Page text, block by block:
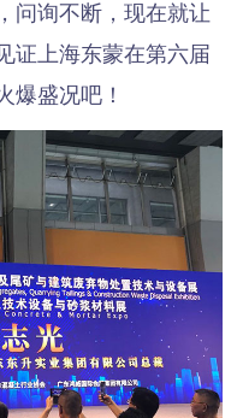
问询不断，现在就让
证上海东蒙在第六届
爆盛况吧！